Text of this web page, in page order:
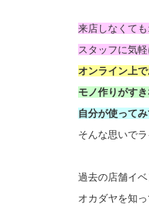
来店しなくて
スタッフに気
オンライン上
モノ作りがす
自分が使って
そんな思いで
過去の店舗イ
オカダヤを知